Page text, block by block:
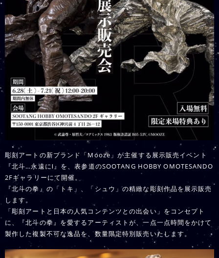
彫刻アートの新ブランド「Mooze」が主催する展示販売イベント
『北斗…永遠にⅠ』を、表参道のSOOTANG HOBBY OMOTESANDO
2Fギャラリーにて開催。
『北斗の拳』の「トキ」、「シュウ」の精緻な彫刻作品を展示販売
します。
「彫刻アートと日本の人気コンテンツとの出会い」をコンセプト
に、『北斗の拳』を愛するアーティストが、一点一点時間をかけて
製作した複製不可な逸品を、数量限定特別販売いたします。